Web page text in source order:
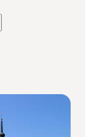
on_map